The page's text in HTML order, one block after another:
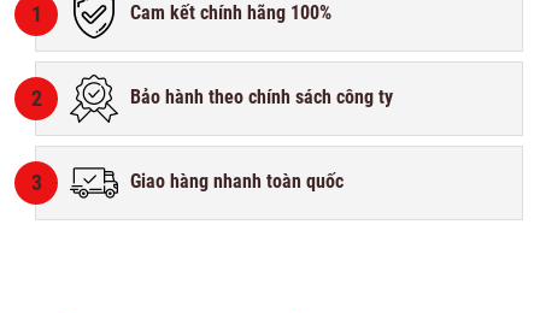
1 Cam kết chính hãng 100%
2 Bảo hành theo chính sách công ty
3 Giao hàng nhanh toàn quốc